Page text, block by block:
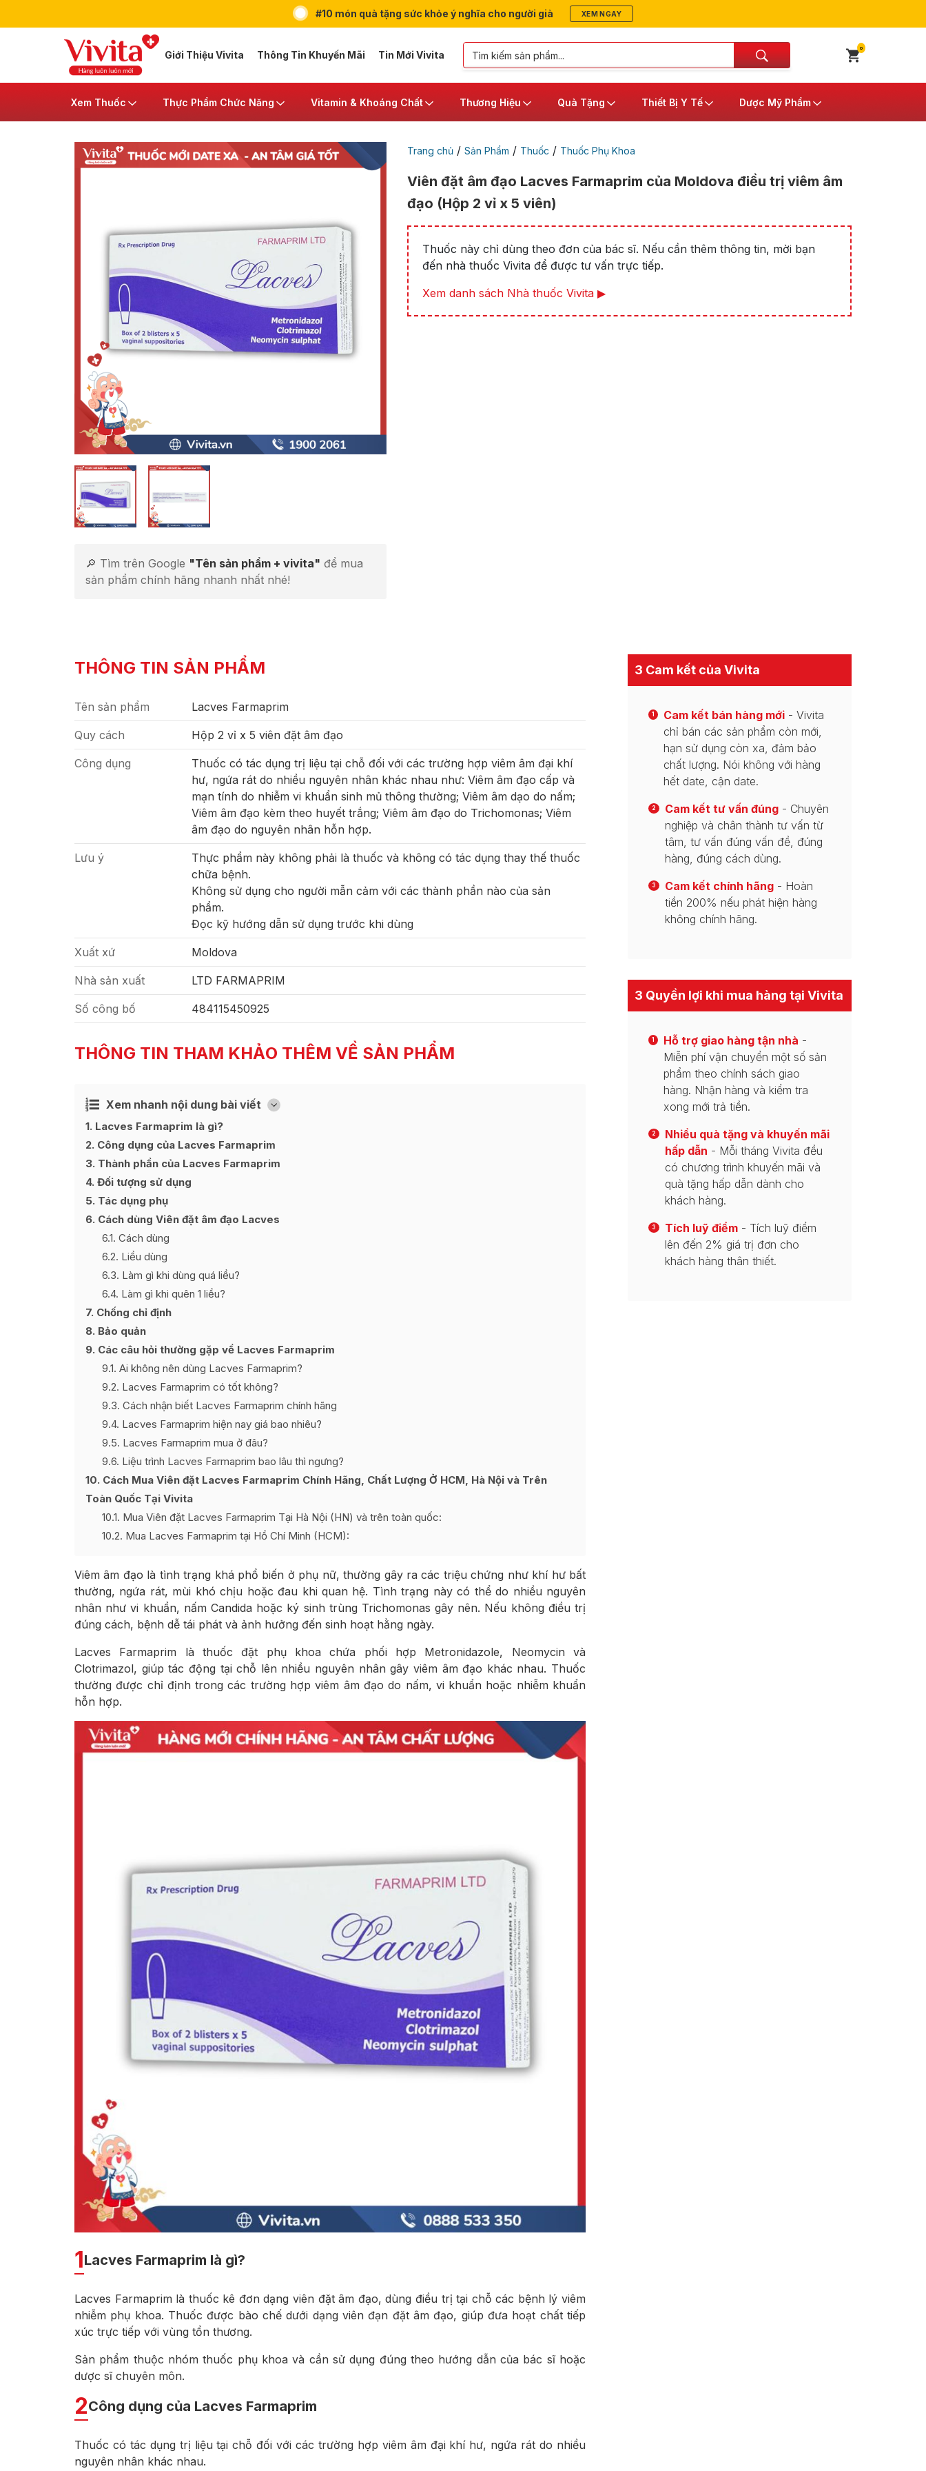
#10 món quà tặng sức khỏe ý nghĩa cho người già XEM NGAY
Giới Thiệu Vivita Thông Tin Khuyến Mãi Tin Mới Vivita
0
Xem Thuốc Thực Phẩm Chức Năng Vitamin & Khoáng Chất Thương Hiệu Quà Tặng Thiết Bị Y Tế Dược Mỹ Phẩm
🔎 Tìm trên Google "Tên sản phẩm + vivita" để mua
sản phẩm chính hãng nhanh nhất nhé!
Trang chủ/ Sản Phẩm / Thuốc / Thuốc Phụ Khoa
Viên đặt âm đạo Lacves Farmaprim của Moldova điều trị viêm âm
đạo (Hộp 2 vỉ x 5 viên)
Thuốc này chỉ dùng theo đơn của bác sĩ. Nếu cần thêm thông tin, mời bạn
đến nhà thuốc Vivita để được tư vấn trực tiếp.
Xem danh sách Nhà thuốc Vivita ▶
THÔNG TIN SẢN PHẨM
Tên sản phẩm Lacves Farmaprim
Quy cách Hộp 2 vỉ x 5 viên đặt âm đạo
Công dụng
Thuốc có tác dụng trị liệu tại chỗ đối với các trường hợp viêm âm đại khí
hư, ngứa rát do nhiều nguyên nhân khác nhau như: Viêm âm đạo cấp và
mạn tính do nhiễm vi khuẩn sinh mủ thông thường; Viêm âm dạo do nấm;
Viêm âm đạo kèm theo huyết trắng; Viêm âm đạo do Trichomonas; Viêm
âm đạo do nguyên nhân hỗn hợp.
Lưu ý
Thực phẩm này không phải là thuốc và không có tác dụng thay thế thuốc
chữa bệnh.
Không sử dụng cho người mẫn cảm với các thành phần nào của sản
phẩm.
Đọc kỹ hướng dẫn sử dụng trước khi dùng
Xuất xứ Moldova
Nhà sản xuất LTD FARMAPRIM
Số công bố 484115450925
THÔNG TIN THAM KHẢO THÊM VỀ SẢN PHẨM
Xem nhanh nội dung bài viết [
Ẩn
1 Lacves Farmaprim là gì?
2 Công dụng của Lacves Farmaprim
3 Thành phần của Lacves Farmaprim
4 Đối tượng sử dụng
5 Tác dụng phụ
6 Cách dùng Viên đặt âm đạo Lacves
6.1 Cách dùng
6.2 Liều dùng
6.3 Làm gì khi dùng quá liều?
6.4 Làm gì khi quên 1 liều?
7 Chống chỉ định
8 Bảo quản
9 Các câu hỏi thường gặp về Lacves Farmaprim
9.1 Ai không nên dùng Lacves Farmaprim?
9.2 Lacves Farmaprim có tốt không?
9.3 Cách nhận biết Lacves Farmaprim chính hãng
9.4 Lacves Farmaprim hiện nay giá bao nhiêu?
9.5 Lacves Farmaprim mua ở đâu?
9.6 Liệu trình Lacves Farmaprim bao lâu thì ngưng?
10 Cách Mua Viên đặt Lacves Farmaprim Chính Hãng, Chất Lượng Ở HCM, Hà Nội và Trên
Toàn Quốc Tại Vivita
10.1 Mua Viên đặt Lacves Farmaprim Tại Hà Nội (HN) và trên toàn quốc:
10.2 Mua Lacves Farmaprim tại Hồ Chí Minh (HCM):
Viêm âm đạo là tình trạng khá phổ biến ở phụ nữ, thường gây ra các triệu chứng như khí hư bất
thường, ngứa rát, mùi khó chịu hoặc đau khi quan hệ. Tình trạng này có thể do nhiều nguyên
nhân như vi khuẩn, nấm Candida hoặc ký sinh trùng Trichomonas gây nên. Nếu không điều trị
đúng cách, bệnh dễ tái phát và ảnh hưởng đến sinh hoạt hằng ngày.
Lacves Farmaprim là thuốc đặt phụ khoa chứa phối hợp Metronidazole, Neomycin và
Clotrimazol, giúp tác động tại chỗ lên nhiều nguyên nhân gây viêm âm đạo khác nhau. Thuốc
thường được chỉ định trong các trường hợp viêm âm đạo do nấm, vi khuẩn hoặc nhiễm khuẩn
hỗn hợp.
1Lacves Farmaprim là gì?
Lacves Farmaprim là thuốc kê đơn dạng viên đặt âm đạo, dùng điều trị tại chỗ các bệnh lý viêm
nhiễm phụ khoa. Thuốc được bào chế dưới dạng viên đạn đặt âm đạo, giúp đưa hoạt chất tiếp
xúc trực tiếp với vùng tổn thương.
Sản phẩm thuộc nhóm thuốc phụ khoa và cần sử dụng đúng theo hướng dẫn của bác sĩ hoặc
dược sĩ chuyên môn.
2Công dụng của Lacves Farmaprim
Thuốc có tác dụng trị liệu tại chỗ đối với các trường hợp viêm âm đại khí hư, ngứa rát do nhiều
nguyên nhân khác nhau.
3 Cam kết của Vivita
1 Cam kết bán hàng mới - Vivita
chỉ bán các sản phẩm còn mới,
hạn sử dụng còn xa, đảm bảo
chất lượng. Nói không với hàng
hết date, cận date.
2 Cam kết tư vấn đúng - Chuyên
nghiệp và chân thành tư vấn từ
tâm, tư vấn đúng vấn đề, đúng
hàng, đúng cách dùng.
3 Cam kết chính hãng - Hoàn
tiền 200% nếu phát hiện hàng
không chính hãng.
3 Quyền lợi khi mua hàng tại Vivita
1 Hỗ trợ giao hàng tận nhà -
Miễn phí vận chuyển một số sản
phẩm theo chính sách giao
hàng. Nhận hàng và kiểm tra
xong mới trả tiền.
2
Nhiều quà tặng và khuyến mãi
hấp dẫn - Mỗi tháng Vivita đều
có chương trình khuyến mãi và
quà tặng hấp dẫn dành cho
khách hàng.
3 Tích luỹ điểm - Tích luỹ điểm
lên đến 2% giá trị đơn cho
khách hàng thân thiết.